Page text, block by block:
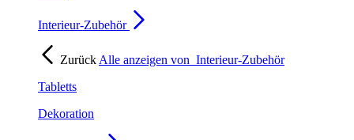
Interieur-Zubehör
Zurück Alle anzeigen von Interieur-Zubehör
Tabletts
Dekoration